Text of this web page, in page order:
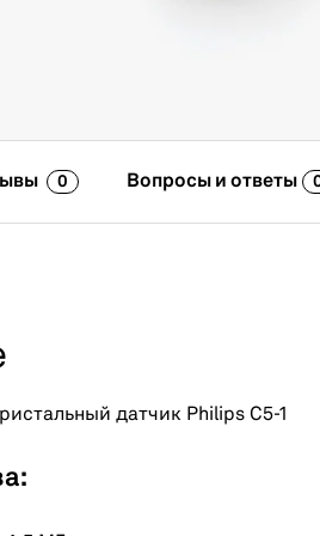
0 Вопросы и ответы
датчик Philips C5-1